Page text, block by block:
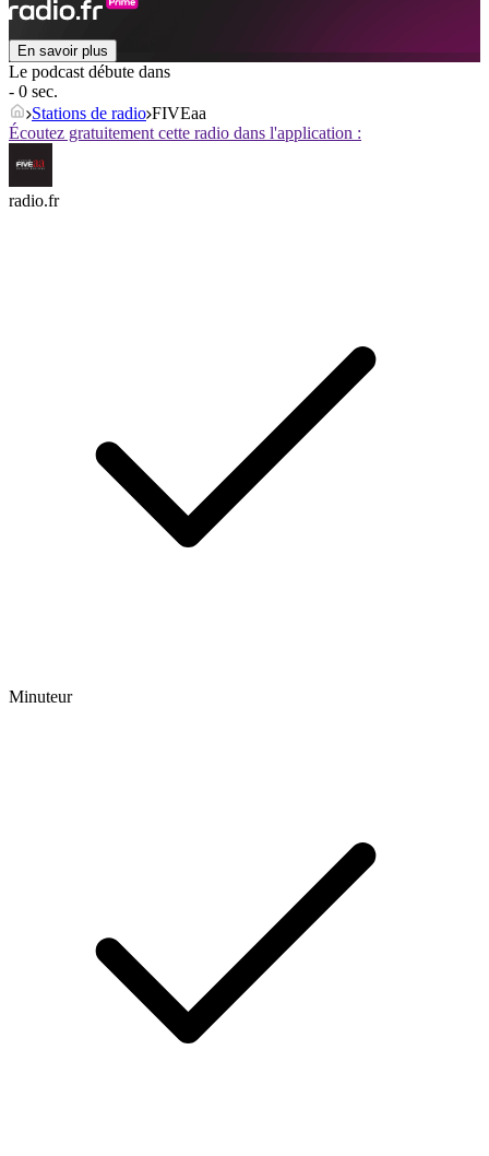
En savoir plus
Le podcast débute dans
- 0 sec.
Stations de radio FIVEaa
Écoutez gratuitement cette radio dans l'application :
radio.fr
Minuteur